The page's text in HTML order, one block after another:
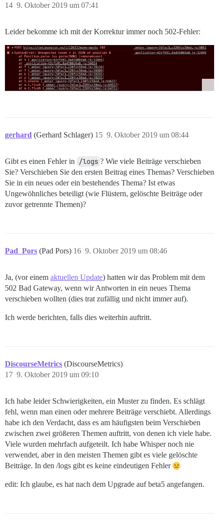
9. Oktober 2019 um 07:41
14
Leider bekomme ich mit der Korrektur immer noch 502-Fehler:
gerhard (Gerhard Schlager) 9. Oktober 2019 um 08:44
15
Gibt es einen Fehler in /logs ? Wie viele Beiträge verschieben
Sie? Verschieben Sie den ersten Beitrag eines Themas? Verschieben
Sie in ein neues oder ein bestehendes Thema? Ist etwas
Ungewöhnliches beteiligt (wie Flüstern, gelöschte Beiträge oder
zuvor getrennte Themen)?
Pad_Pors (Pad Pors) 9. Oktober 2019 um 08:46
16
Ja, (vor einem aktuellen Update) hatten wir das Problem mit dem
502 Bad Gateway, wenn wir Antworten in ein neues Thema
verschieben wollten (dies trat zufällig und nicht immer auf).
Ich werde berichten, falls dies weiterhin auftritt.
DiscourseMetrics (DiscourseMetrics)
9. Oktober 2019 um 09:10
17
Ich habe leider Schwierigkeiten, ein Muster zu finden. Es schlägt
fehl, wenn man einen oder mehrere Beiträge verschiebt. Allerdings
habe ich den Verdacht, dass es am häufigsten beim Verschieben
zwischen zwei größeren Themen auftritt, von denen ich viele habe.
Viele wurden mehrfach aufgeteilt. Ich habe Whisper noch nie
verwendet, aber in den meisten Themen gibt es viele gelöschte
Beiträge. In den /logs gibt es keine eindeutigen Fehler
edit: Ich glaube, es hat nach dem Upgrade auf beta5 angefangen.